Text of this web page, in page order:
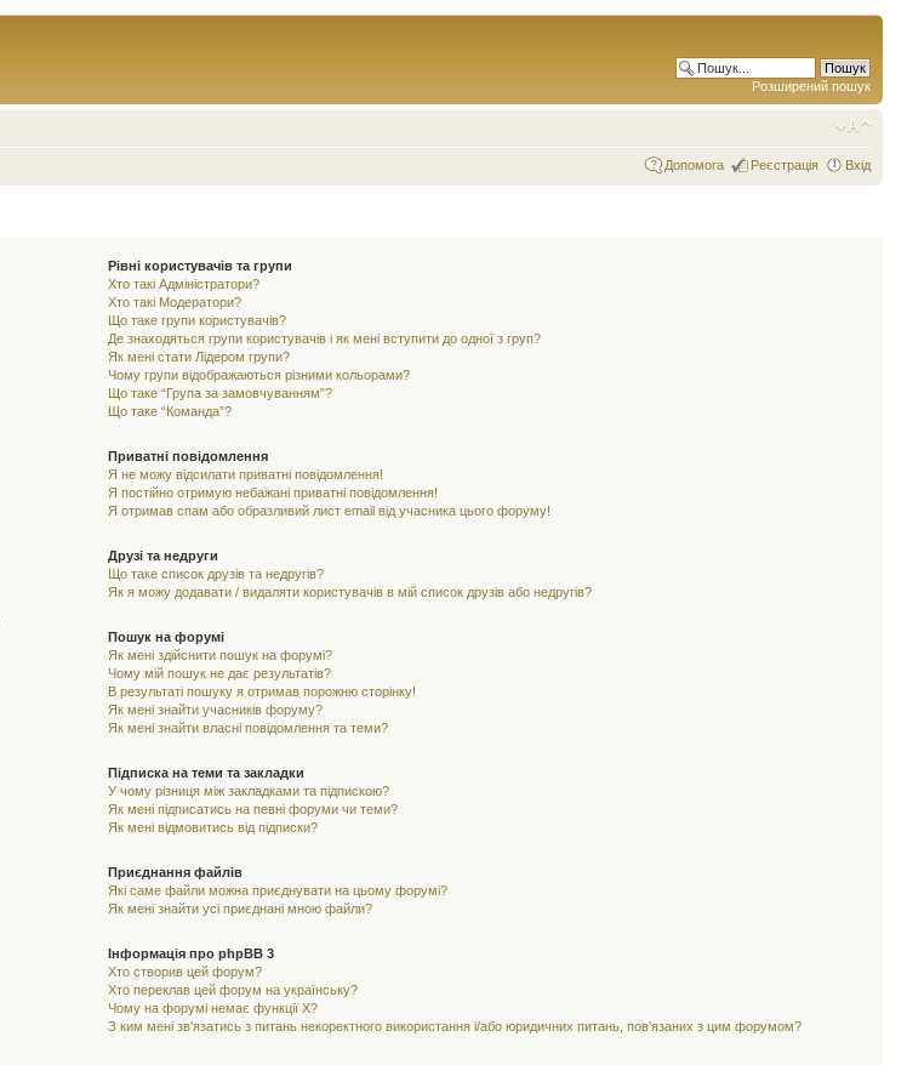
Розширений пошук
Допомога Реєстрація Вхід
Рівні користувачів та групи
Хто такі Адміністратори?
Хто такі Модератори?
Що таке групи користувачів?
Де знаходяться групи користувачів і як мені вступити до одної з груп?
Як мені стати Лідером групи?
Чому групи відображаються різними кольорами?
Що таке “Група за замовчуванням”?
Що таке “Команда”?
Приватні повідомлення
Я не можу відсилати приватні повідомлення!
Я постійно отримую небажані приватні повідомлення!
Я отримав спам або образливий лист email від учасника цього форуму!
Друзі та недруги
Що таке список друзів та недругів?
Як я можу додавати / видаляти користувачів в мій список друзів або недругів?
Пошук на форумі
Як мені здійснити пошук на форумі?
Чому мій пошук не дає результатів?
В результаті пошуку я отримав порожню сторінку!
Як мені знайти учасників форуму?
Як мені знайти власні повідомлення та теми?
Підписка на теми та закладки
У чому різниця між закладками та підпискою?
Як мені підписатись на певні форуми чи теми?
Як мені відмовитись від підписки?
Приєднання файлів
Які саме файли можна приєднувати на цьому форумі?
Як мені знайти усі приєднані мною файли?
Інформація про phpBB 3
Хто створив цей форум?
Хто переклав цей форум на українську?
Чому на форумі немає функції X?
З ким мені зв'язатись з питань некоректного використання і/або юридичних питань, пов'язаних з цим форумом?